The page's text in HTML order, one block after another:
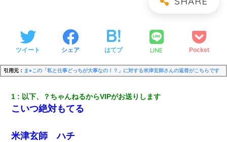
ツイート シェア はてブ LINE Pocket
引用元： ま●この「私と仕事どっちが大事なの！？」に対する米津玄師さんの返答がこちらです
1 以下、？ちゃんねるからVIPがお送りします
こいつ絶対もてる
米津玄師 ハチ